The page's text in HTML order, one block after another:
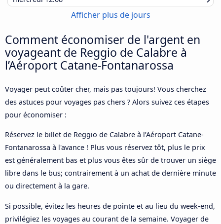
Afficher plus de jours
Comment économiser de l'argent en
voyageant de Reggio de Calabre à
l’Aéroport Catane-Fontanarossa
Voyager peut coûter cher, mais pas toujours! Vous cherchez
des astuces pour voyages pas chers ? Alors suivez ces étapes
pour économiser :
Réservez le billet de Reggio de Calabre à l’Aéroport Catane-
Fontanarossa à l'avance ! Plus vous réservez tôt, plus le prix
est généralement bas et plus vous êtes sûr de trouver un siège
libre dans le bus; contrairement à un achat de dernière minute
ou directement à la gare.
Si possible, évitez les heures de pointe et au lieu du week-end,
privilégiez les voyages au courant de la semaine. Voyager de